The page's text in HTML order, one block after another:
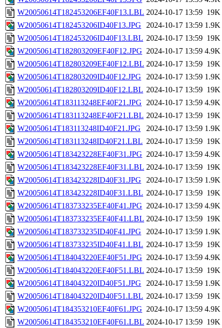
W20050614T182453206EF40F13.LBL 2024-10-17 13:59 19K
W20050614T182453206ID40F13.JPG
2024-10-17 13:59 1.9K
W20050614T182453206ID40F13.LBL 2024-10-17 13:59 19K
W20050614T182803209EF40F12.JPG 2024-10-17 13:59 4.9K
W20050614T182803209EF40F12.LBL 2024-10-17 13:59 19K
W20050614T182803209ID40F12.JPG
2024-10-17 13:59 1.9K
W20050614T182803209ID40F12.LBL 2024-10-17 13:59 19K
W20050614T183113248EF40F21.JPG 2024-10-17 13:59 4.9K
W20050614T183113248EF40F21.LBL 2024-10-17 13:59 19K
W20050614T183113248ID40F21.JPG
2024-10-17 13:59 1.9K
W20050614T183113248ID40F21.LBL 2024-10-17 13:59 19K
W20050614T183423228EF40F31.JPG 2024-10-17 13:59 4.9K
W20050614T183423228EF40F31.LBL 2024-10-17 13:59 19K
W20050614T183423228ID40F31.JPG
2024-10-17 13:59 1.9K
W20050614T183423228ID40F31.LBL 2024-10-17 13:59 19K
W20050614T183733235EF40F41.JPG 2024-10-17 13:59 4.9K
W20050614T183733235EF40F41.LBL 2024-10-17 13:59 19K
W20050614T183733235ID40F41.JPG
2024-10-17 13:59 1.9K
W20050614T183733235ID40F41.LBL 2024-10-17 13:59 19K
W20050614T184043220EF40F51.JPG 2024-10-17 13:59 4.9K
W20050614T184043220EF40F51.LBL 2024-10-17 13:59 19K
W20050614T184043220ID40F51.JPG
2024-10-17 13:59 1.9K
W20050614T184043220ID40F51.LBL 2024-10-17 13:59 19K
W20050614T184353210EF40F61.JPG 2024-10-17 13:59 4.9K
W20050614T184353210EF40F61.LBL 2024-10-17 13:59 19K